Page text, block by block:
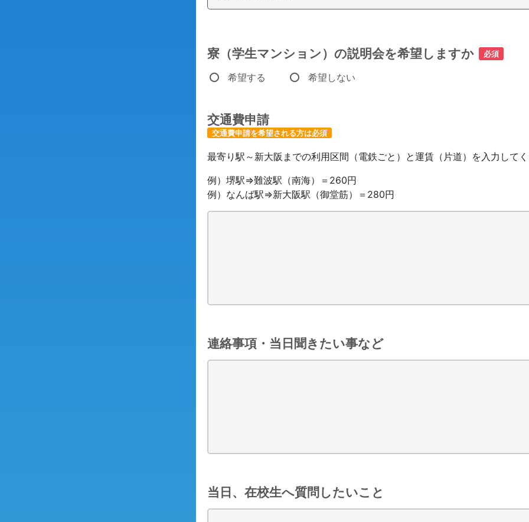
寮（学生マンション）の説明会を希望しますか 必須
希望する 希望しない
交通費申請
交通費申請を希望される方は必須
最寄り駅～新大阪までの利用区間（電鉄ごと）と運賃（片道）を入力して
例）堺駅⇒難波駅（南海）＝260円
例）なんば駅⇒新大阪駅（御堂筋）＝280円
連絡事項・当日聞きたい事など
当日、在校生へ質問したいこと